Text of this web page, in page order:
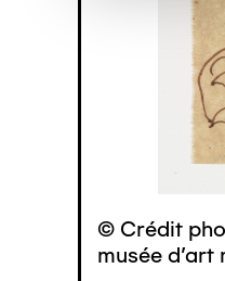
© Crédit
musée